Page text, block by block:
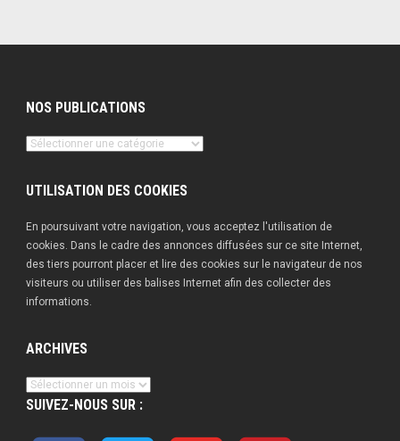
NOS PUBLICATIONS
Nos
UTILISATION DES COOKIES
En poursuivant votre navigation, vous acceptez l'utilisation de
cookies. Dans le cadre des annonces diffusées sur ce site Internet,
des tiers pourront placer et lire des cookies sur le navigateur de nos
visiteurs ou utiliser des balises Internet afin des collecter des
informations.
ARCHIVES
Archives
SUIVEZ-NOUS SUR :